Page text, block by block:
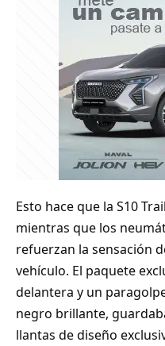
Esto hace que la S10
mientras que los
refuerzan la sensación
vehículo. El paquete
delantera y un
negro brillante,
llantas de diseño